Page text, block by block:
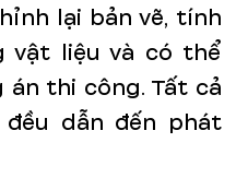
lại bản vẽ, tính
vật liệu và có thể
thi công. Tất cả
dẫn đến phát